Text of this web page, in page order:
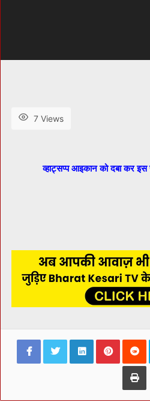
7 Views
व्हाट्सप्प आइकान को दबा कर
FacebookTwitterLinkedIn